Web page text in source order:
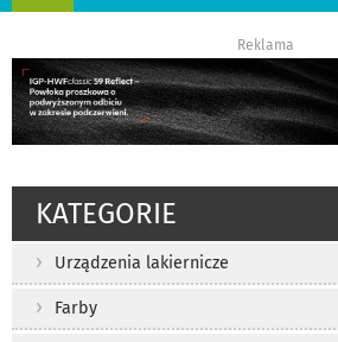
Reklama
KATEGORIE
Urządzenia lakiernicze
Farby